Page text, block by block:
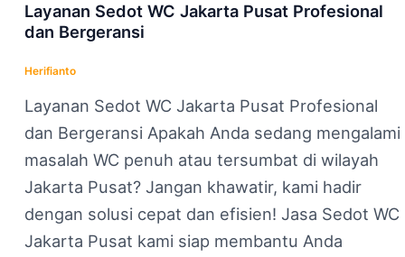
Layanan Sedot WC Jakarta Pusat Profesional
dan Bergeransi
Herifianto
Layanan Sedot WC Jakarta Pusat Profesional
dan Bergeransi Apakah Anda sedang mengalami
masalah WC penuh atau tersumbat di wilayah
Jakarta Pusat? Jangan khawatir, kami hadir
dengan solusi cepat dan efisien! Jasa Sedot WC
Jakarta Pusat kami siap membantu Anda